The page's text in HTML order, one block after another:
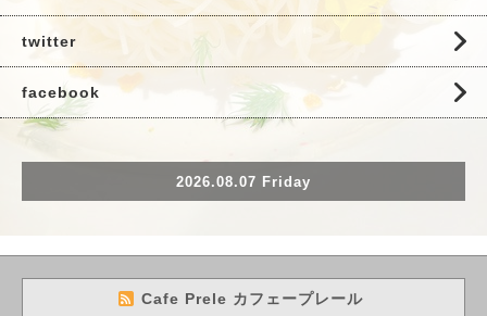
twitter
facebook
2026.08.07 Friday
Cafe Prele カフェープレール